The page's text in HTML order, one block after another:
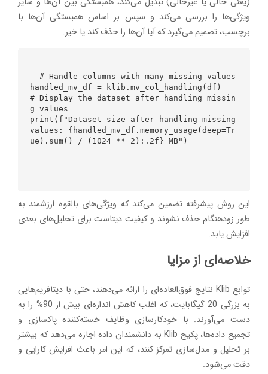
ویژگی‌ها را بررسی می‌کند و سپس بر اساس همبستگی آن‌ها با
برچسب، تصمیم می‌گیرد که آیا آن‌ها را حذف کند یا خیر.
handled_mv_df = klib.mv_col_handling(df)
# Display the dataset after handling missin
g values
print(f"Dataset size after handling missing
values: {handled_mv_df.memory_usage(deep=Tr
ue).sum() / (1024 ** 2):.2f} MB")
این روش پیشرفته تضمین می‌کند که ویژگی‌های بالقوه ارزشمند به
طور زودهنگام حذف نشوند و کیفیت دیتاست برای تحلیل‌های بعدی
افزایش یابد.
خلاصه‌ای از مزایا
توابع Klib نتایج فوق‌العاده‌ای را ارائه می‌دهند، حتی با دیتافریم‌هایی
به بزرگی 20 گیگابایت، که اغلب کاهش اندازه‌ای بیش از 90% را به
دست می‌آورند. با خودکارسازی وظایف خسته‌کننده پاکسازی و
تجمیع داده‌ها، پکیج Klib به دانشمندان داده اجازه می‌دهد که بیشتر
بر تحلیل و مدل‌سازی تمرکز کنند، که این امر باعث افزایش کارایی و
دقت می‌شود.